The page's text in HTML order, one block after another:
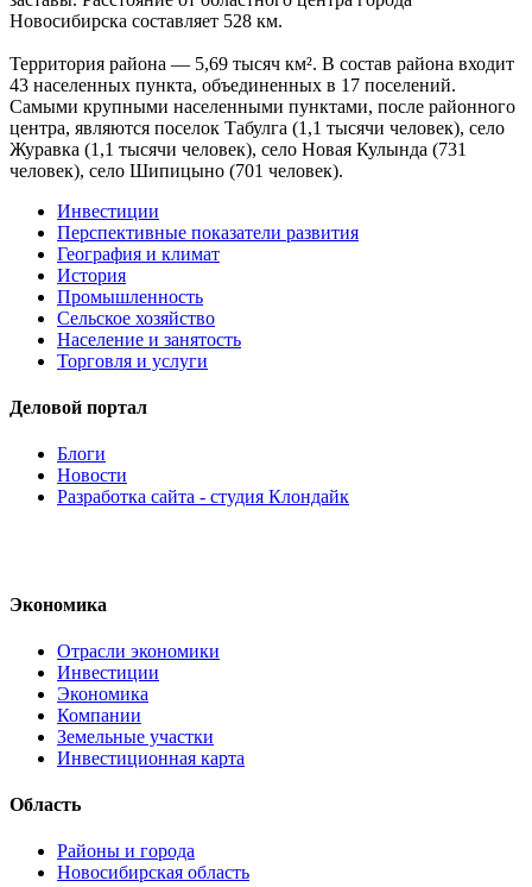
Новосибирска составляет 528 км.
Территория района — 5,69 тысяч км². В состав района входит
43 населенных пункта, объединенных в 17 поселений.
Самыми крупными населенными пунктами, после районного
центра, являются поселок Табулга (1,1 тысячи человек), село
Журавка (1,1 тысячи человек), село Новая Кулында (731
человек), село Шипицыно (701 человек).
Инвестиции
Перспективные показатели развития
География и климат
История
Промышленность
Сельское хозяйство
Население и занятость
Торговля и услуги
Деловой портал
Блоги
Новости
Разработка сайта - студия Клондайк
Экономика
Отрасли экономики
Инвестиции
Экономика
Компании
Земельные участки
Инвестиционная карта
Область
Районы и города
Новосибирская область